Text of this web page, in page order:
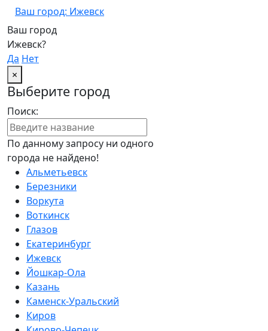
Ваш город: Ижевск
Ваш город
Ижевск?
Да Нет
×
Выберите город
Поиск:
По данному запросу ни одного
города не найдено!
Альметьевск
Березники
Воркута
Воткинск
Глазов
Екатеринбург
Ижевск
Йошкар-Ола
Казань
Каменск-Уральский
Киров